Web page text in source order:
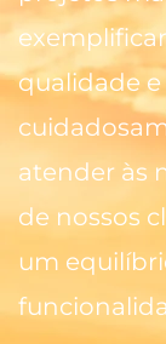
qualidade
atender às
de nossos
um